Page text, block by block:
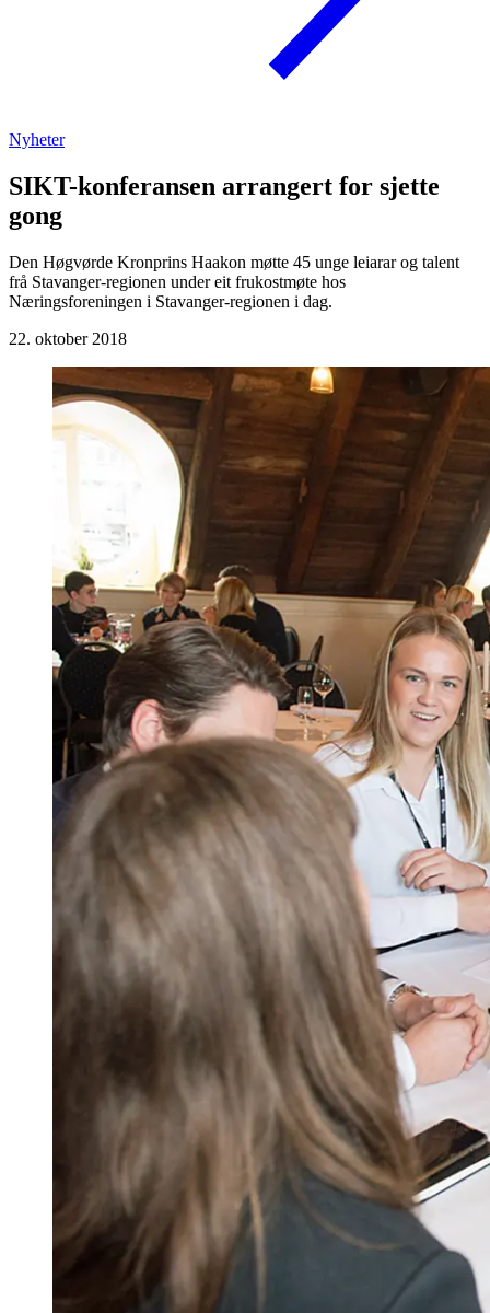
Nyheter
SIKT-konferansen arrangert for sjette
gong
Den Høgvørde Kronprins Haakon møtte 45 unge leiarar og talent
frå Stavanger-regionen under eit frukostmøte hos
Næringsforeningen i Stavanger-regionen i dag.
22. oktober 2018